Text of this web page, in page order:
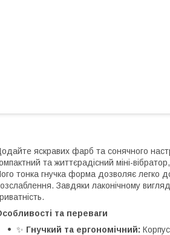
яскравих фарб та сонячного
та життєрадісний міні-
тонка гнучка форма дозволяє легко
Завдяки лаконічному
та переваги
✨ Гнучкий та ергономічний: